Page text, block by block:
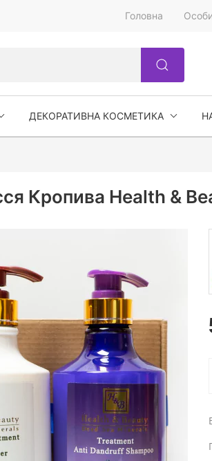
Головна
ДЕКОРАТИВНА КОСМЕТИКА
Кропива Health &